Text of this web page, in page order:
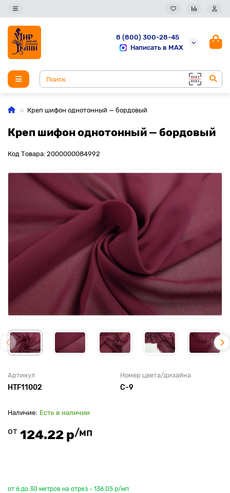
8 (800) 300-28-45
Написать в MAX
Креп шифон однотонный — бордовый
Креп шифон однотонный — бордовый
Код Товара: 2000000084992
Артикул
HTF11002
Номер цвета/дизайна
С-9
Есть в наличии
от 124.22 р/мп
от 6 до 30 метров на отрез - 136.05 р/мп